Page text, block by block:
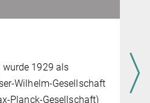
wurde 1929 als
Wilhelm-Gesellschaft
Planck-Gesellschaft)